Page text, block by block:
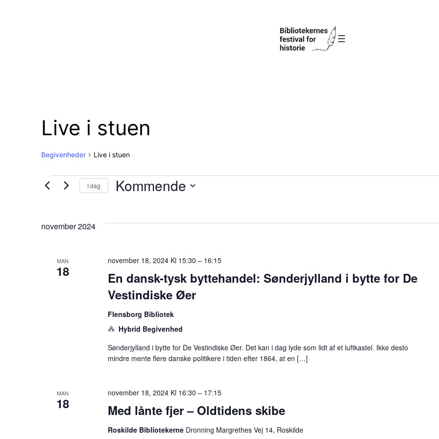
Live i stuen
Begivenheder Live i stuen
Begivenheder
I dag Kommende
november 2024
MAN
18
En dansk-tysk byttehandel: Sønderjylland i bytte for De
Vestindiske Øer
november 18, 2024 Kl 15:30 – 16:15
Flensborg Bibliotek
Hybrid Begivenhed
Sønderjylland i bytte for De Vestindiske Øer. Det kan i dag lyde som lidt af et luftkastel. Ikke desto
mindre mente flere danske politikere i tiden efter 1864, at en […]
MAN
18 Med lånte fjer – Oldtidens skibe
november 18, 2024 Kl 16:30 – 17:15
Roskilde Bibliotekerne Dronning Margrethes Vej 14, Roskilde